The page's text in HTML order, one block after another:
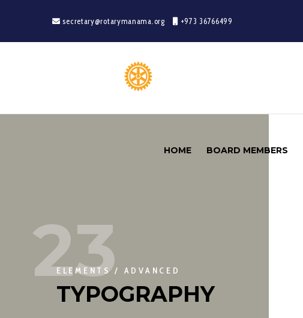
secretary@rotarymanama.org +973 36766499
HOME BOARD MEMBERS
23
ELEMENTS / ADVANCED
TYPOGRAPHY